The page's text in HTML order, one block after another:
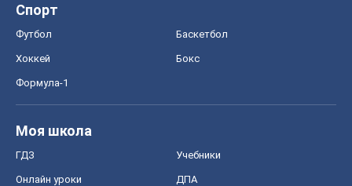
Спорт
Футбол Баскетбол
Хоккей Бокс
Формула-1
Моя школа
ГДЗ Учебники
Онлайн уроки ДПА